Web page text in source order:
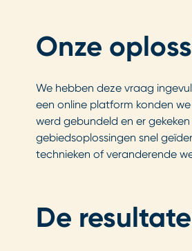
Onze
We hebben deze vraag
een online platform konden
werd gebundeld en er
gebiedsoplossingen snel
technieken of veranderende
De